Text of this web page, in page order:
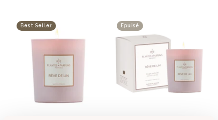
Best Seller Epuisé